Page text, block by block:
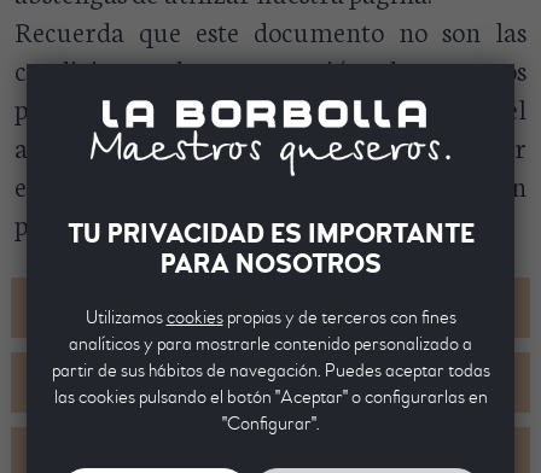
Recuerda que este documento no son las
condiciones de contratación de nuestros
productos, este documento solo regula el
acceso que hace cualquier usuario al entrar
en nuestra página sin comprar ningún
producto.
BREVE INTRODUCCIÓN
PAUTAS BÁSICAS PARA LOS USUARIOS
TU PRIVACIDAD ES IMPORTANTE
PARA NOSOTROS
Utilizamoscookiespropias y de terceros con fines
analíticos y para mostrarle contenido personalizado a
partir de sus hábitos de navegación. Puedes aceptar todas
las cookies pulsando el botón "Aceptar" o configurarlas en
"Configurar".